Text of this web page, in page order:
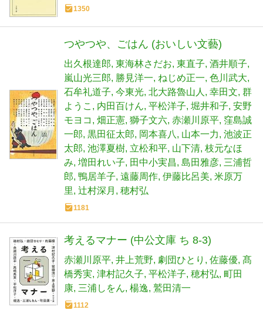
1350
つやつや、ごはん (おいしい文藝)
出久根達郎 東海林さだお 東直子 酒井順子
嵐山光三郎 勝見洋一 ねじめ正一 色川武大
石牟礼道子 今東光 北大路魯山人 幸田文 群
ようこ
内田百けん 平松洋子 堀井和子 安野
モヨコ
畑正憲 獅子文六 赤瀬川原平 窪島誠
一郎 黒田征太郎 岡本喜八 山本一力 池波正
太郎 池澤夏樹 立松和平 山下清 枝元なほ
み 増田れい子 田中小実昌 島田雅彦 三浦哲
郎 鴨居羊子 遠藤周作 伊藤比呂美 米原万
里 辻村深月 穂村弘
1181
考えるマナー (中公文庫 ち 8-3)
赤瀬川原平 井上荒野 劇団ひとり 佐藤優 髙
橋秀実 津村記久子 平松洋子 穂村弘 町田
康 三浦しをん 楊逸 鷲田清一
1112